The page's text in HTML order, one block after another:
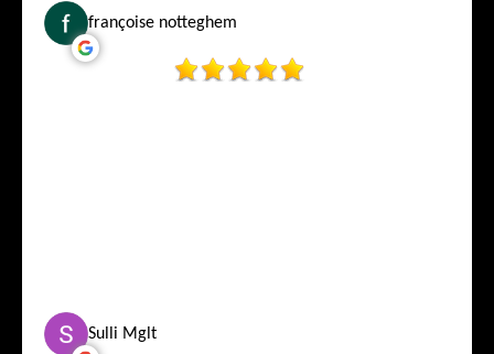
françoise notteghem
Sulli Mglt